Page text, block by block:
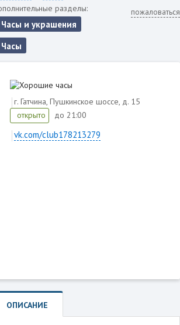
разделы:
Часы и украшения
Часы
пожаловаться
г. Гатчина, Пушкинское шоссе, д. 15
открыто
до 21:00
vk.com/club178213279
ОПИСАНИЕ